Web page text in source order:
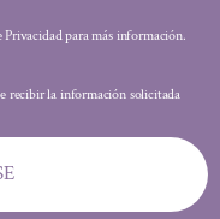
para más información.
recibir la información solicitada